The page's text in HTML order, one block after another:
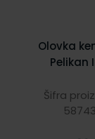
Olovka
Pelikan
lavanda u
kutiji
Šifra